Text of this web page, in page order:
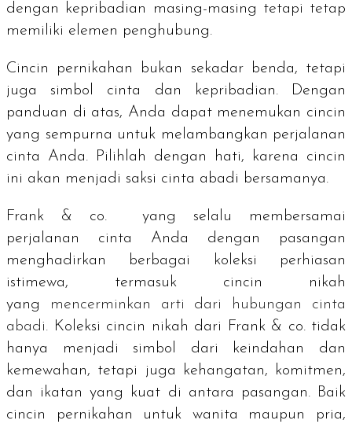
dengan kepribadian masing-masing tetapi tetap
memiliki elemen penghubung.
Cincin pernikahan bukan sekadar benda, tetapi
juga simbol cinta dan kepribadian. Dengan
panduan di atas, Anda dapat menemukan cincin
yang sempurna untuk melambangkan perjalanan
cinta Anda. Pilihlah dengan hati, karena cincin
ini akan menjadi saksi cinta abadi bersamanya.
Frank & co. yang selalu membersamai
perjalanan cinta Anda dengan pasangan
menghadirkan berbagai koleksi perhiasan
istimewa, termasuk cincin nikah
yang
mencerminkan arti dari hubungan cinta
abadi. Koleksi cincin nikah dari Frank & co. tidak
hanya menjadi simbol dari keindahan dan
kemewahan, tetapi juga kehangatan, komitmen,
dan ikatan yang kuat di antara pasangan. Baik
cincin pernikahan untuk wanita maupun pria,